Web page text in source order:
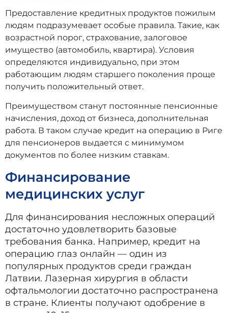
Предоставление кредитных продуктов пожилым
людям подразумевает особые правила. Такие, как
возрастной порог, страхование, залоговое
имущество (автомобиль, квартира). Условия
определяются индивидуально, при этом
работающим людям старшего поколения проще
получить положительный ответ.
Преимуществом станут постоянные пенсионные
начисления, доход от бизнеса, дополнительная
работа. В таком случае кредит на операцию в Риге
для пенсионеров выдается с минимумом
документов по более низким ставкам.
Финансирование
медицинских услуг
Для финансирования несложных операций
достаточно удовлетворить базовые
требования банка. Например, кредит на
операцию глаз онлайн — один из
популярных продуктов среди граждан
Латвии. Лазерная хирургия в области
офтальмологии достаточно распространена
в стране. Клиенты получают одобрение в